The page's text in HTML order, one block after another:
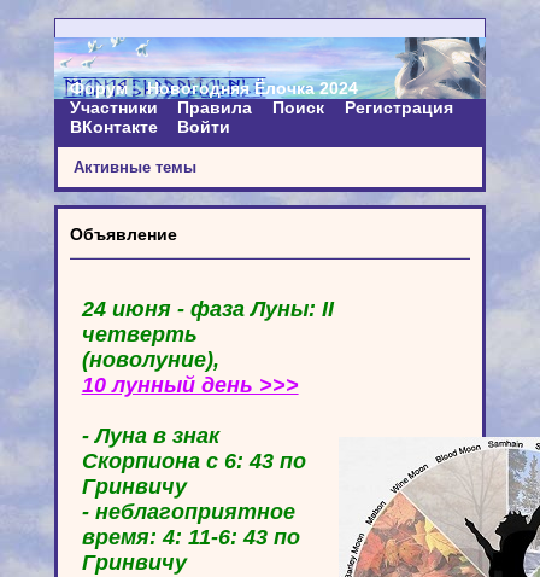
Форум
Новогодняя Ёлочка 2024
Участники
Правила Поиск
Регистрация
ВКонтакте
Войти
Активные темы
Объявление
24 июня - фаза Луны: II
четверть
(новолуние),
10 лунный день >>>
- Луна в знак
Скорпиона с 6: 43 по
Гринвичу
- неблагоприятное
время: 4: 11-6: 43 по
Гринвичу